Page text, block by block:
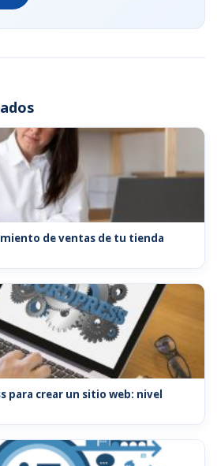
de ventas de tu tienda
para crear un sitio web: nivel